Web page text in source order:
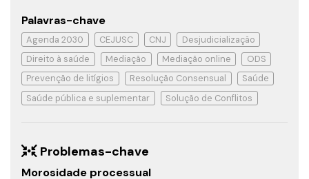
Palavras-chave
Agenda 2030 CEJUSC CNJ
Desjudicialização
Direito à saúde
Mediação Mediação online
ODS
Prevenção de litígios
Resolução Consensual
Saúde
Saúde pública e suplementar
Solução de Conflitos
Problemas-chave
Morosidade processual